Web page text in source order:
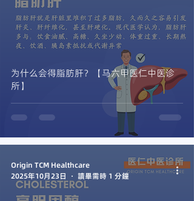
为什么会得脂肪肝？【马六甲医仁中医诊
所】
Origin TCM Healthcare
2025年10月23日
讀畢需時 1 分鐘